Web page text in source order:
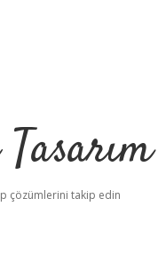
çözümlerini takip edin